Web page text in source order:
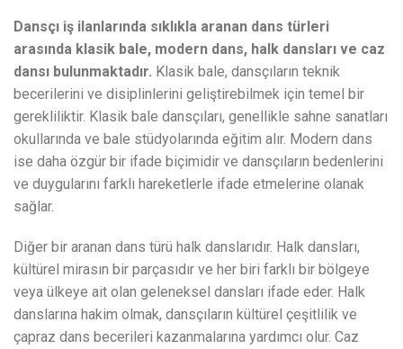
Dansçı iş ilanlarında sıklıkla aranan dans türleri
arasında klasik bale, modern dans, halk dansları ve caz
dansı bulunmaktadır. Klasik bale, dansçıların teknik
becerilerini ve disiplinlerini geliştirebilmek için temel bir
gerekliliktir. Klasik bale dansçıları, genellikle sahne sanatları
okullarında ve bale stüdyolarında eğitim alır. Modern dans
ise daha özgür bir ifade biçimidir ve dansçıların bedenlerini
ve duygularını farklı hareketlerle ifade etmelerine olanak
sağlar.
Diğer bir aranan dans türü halk danslarıdır. Halk dansları,
kültürel mirasın bir parçasıdır ve her biri farklı bir bölgeye
veya ülkeye ait olan geleneksel dansları ifade eder. Halk
danslarına hakim olmak, dansçıların kültürel çeşitlilik ve
çapraz dans becerileri kazanmalarına yardımcı olur. Caz